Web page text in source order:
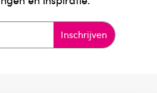
Inschrijven